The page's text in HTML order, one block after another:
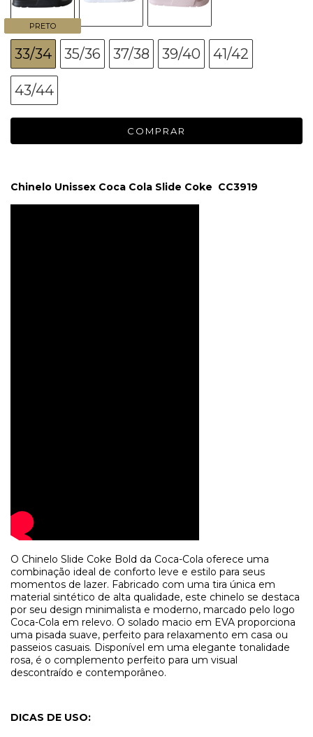
PRETO
33/34 35/36 37/38 39/40 41/42
43/44
Chinelo Unissex Coca Cola Slide Coke CC3919
O Chinelo Slide Coke Bold da Coca-Cola oferece uma
combinação ideal de conforto leve e estilo para seus
momentos de lazer. Fabricado com uma tira única em
material sintético de alta qualidade, este chinelo se destaca
por seu design minimalista e moderno, marcado pelo logo
Coca-Cola em relevo. O solado macio em EVA proporciona
uma pisada suave, perfeito para relaxamento em casa ou
passeios casuais. Disponível em uma elegante tonalidade
rosa, é o complemento perfeito para um visual
descontraído e contemporâneo.
DICAS DE USO: